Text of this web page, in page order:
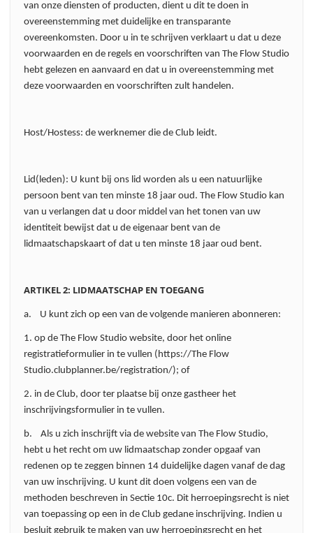
van onze diensten of producten, dient u dit te doen in
overeenstemming met duidelijke en transparante
overeenkomsten. Door u in te schrijven verklaart u dat u deze
voorwaarden en de regels en voorschriften van The Flow Studio
hebt gelezen en aanvaard en dat u in overeenstemming met
deze voorwaarden en voorschriften zult handelen.
Host/Hostess: de werknemer die de Club leidt.
Lid(leden): U kunt bij ons lid worden als u een natuurlijke
persoon bent van ten minste 18 jaar oud. The Flow Studio kan
van u verlangen dat u door middel van het tonen van uw
identiteit bewijst dat u de eigenaar bent van de
lidmaatschapskaart of dat u ten minste 18 jaar oud bent.
ARTIKEL 2: LIDMAATSCHAP EN TOEGANG
a. U kunt zich op een van de volgende manieren abonneren:
1. op de The Flow Studio website, door het online
registratieformulier in te vullen (https://The Flow
Studio.clubplanner.be/registration/); of
2. in de Club, door ter plaatse bij onze gastheer het
inschrijvingsformulier in te vullen.
b. Als u zich inschrijft via de website van The Flow Studio,
hebt u het recht om uw lidmaatschap zonder opgaaf van
redenen op te zeggen binnen 14 duidelijke dagen vanaf de dag
van uw inschrijving. U kunt dit doen volgens een van de
methoden beschreven in Sectie 10c. Dit herroepingsrecht is niet
van toepassing op een in de Club gedane inschrijving. Indien u
besluit gebruik te maken van uw herroepingsrecht en het